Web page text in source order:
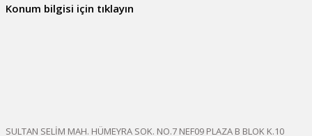
Konum bilgisi için tıklayın
SULTAN SELİM MAH. HÜMEYRA SOK. NO.7 NEF09 PLAZA B BLOK K.10